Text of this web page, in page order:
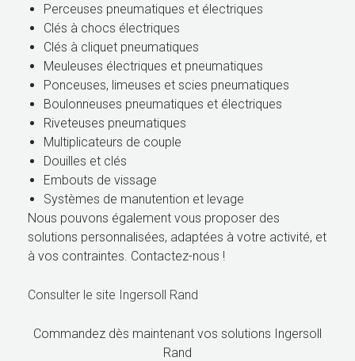
Perceuses pneumatiques et électriques
Clés à chocs électriques
Clés à cliquet pneumatiques
Meuleuses électriques et pneumatiques
Ponceuses, limeuses et scies pneumatiques
Boulonneuses pneumatiques et électriques
Riveteuses pneumatiques
Multiplicateurs de couple
Douilles et clés
Embouts de vissage
Systèmes de manutention et levage
Nous pouvons également vous proposer des
solutions personnalisées, adaptées à votre activité, et
à vos contraintes. Contactez-nous !
Consulter le site Ingersoll Rand
Commandez dès maintenant vos solutions Ingersoll
Rand